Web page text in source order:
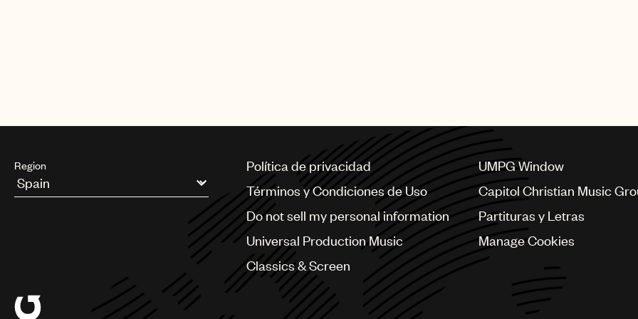
Region
Argentina
Chile
China
Política de privacidad
Términos y Condiciones de Uso
Do not sell my personal information
Universal Production Music
Classics & Screen
UMPG Window
Capitol Christian Music
Partituras y Letras
Manage Cookies